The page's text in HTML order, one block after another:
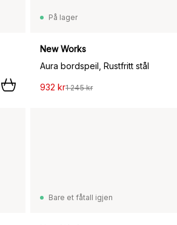
På lager
New Works
Aura bordspeil, Rustfritt stål
932 kr1 245 kr
Bare et fåtall igjen